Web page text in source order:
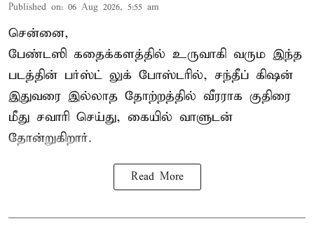
Published on: 06 Aug 2026, 5:55 am
சென்னை,
பேண்டஸி கதைக்களத்தில் உருவாகி வரும இந்த
படத்தின் பர்ஸ்ட் லுக் போஸ்டரில், சந்தீப் கிஷன்
இதுவரை இல்லாத தோற்றத்தில் வீரராக குதிரை
மீது சவாரி செய்து, கையில் வாளுடன்
தோன்றுகிறார்.
Read More